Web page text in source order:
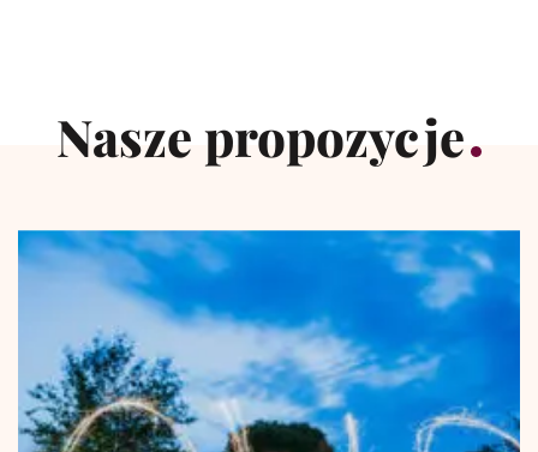
Nasze propozycje